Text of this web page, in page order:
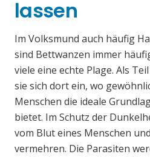
lassen
Im Volksmund auch häufig
sind Bettwanzen immer
viele eine echte Plage. Als
sie sich dort ein, wo
Menschen die ideale
bietet. Im Schutz der
vom Blut eines Menschen
vermehren. Die Parasiten